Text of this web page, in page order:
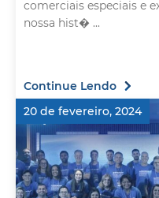
comerciais especiais e
nossa hist� ...
Continue Lendo
20 de fevereiro, 2024